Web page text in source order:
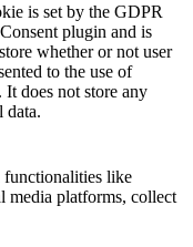
is set by the GDPR
plugin and is
whether or not user
to the use of
It does not store any
data.
functionalities like
media platforms, collect